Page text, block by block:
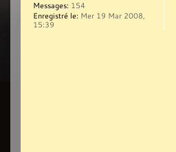
Messages: 154
Enregistré le: Mer 19 Mar 2008,
15:39